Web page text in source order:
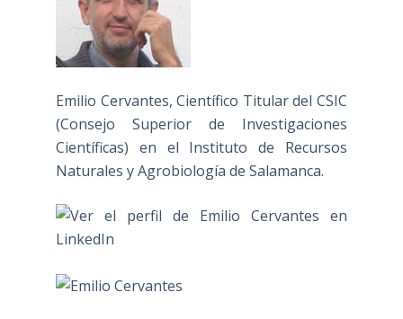
Emilio Cervantes, Científico Titular del CSIC
(Consejo Superior de Investigaciones
Científicas) en el Instituto de Recursos
Naturales y Agrobiología de Salamanca.